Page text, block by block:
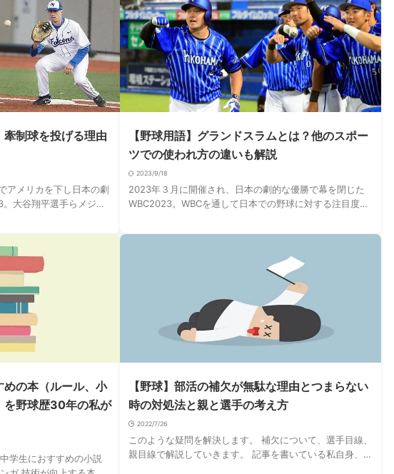
制球を投げる理由
アメリカを下し日本の劇
大谷翔平選手らメジャ
レビの …
【野球用語】グランドスラムとは？他のスポー
ツでの使われ方の違いも解説
2023/9/18
2023年３月に開催され、日本の劇的な優勝で幕を閉じた
WBC2023。WBCを通して日本での野球に対する注目度は
テレビの中継でみていたという方やそ …
の本（ルール、小
を野球歴30年の私が
学生におすすめの小説
【野球】部活の補欠が無駄な理由とつまらない
時の対処法と親と選手の考え方
2022/7/26
このような疑問を解決します。 補欠について、選手目線、
親目線で解説していきます。 記事を書いている私自身、高